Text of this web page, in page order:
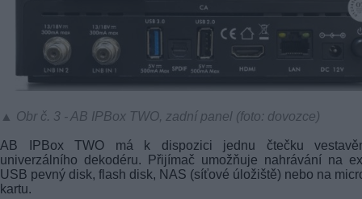
▲ Obr č. 3 - AB IPBox TWO, zadní panel (foto: dovozce)
AB IPBox TWO má k dispozici jednu čtečku
univerzálního dekodéru. Přijímač umožňuje nahrávání na
USB pevný disk, flash disk, NAS (síťové úložiště) nebo na
kartu.